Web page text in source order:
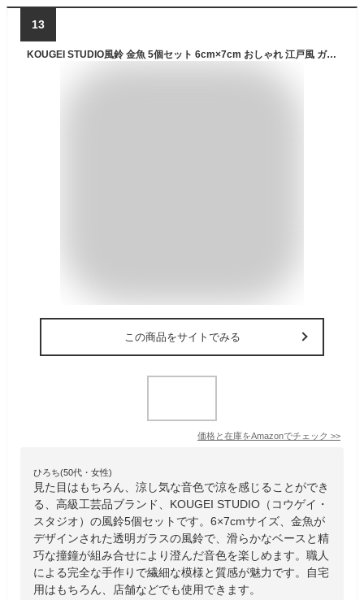
13
KOUGEI STUDIO風鈴 金魚 5個セット 6cm×7cm おしゃれ 江戸風 ガラス調 夏のギフト 平安祈願 邪気払い インテリア装飾
この商品をサイトでみる
価格と在庫をAmazonでチェック >>
ひろち(50代・女性)
見た目はもちろん、涼し気な音色で涼を感じることができ
る、高級工芸品ブランド、KOUGEI STUDIO（コウゲイ・
スタジオ）の風鈴5個セットです。6×7cmサイズ、金魚が
デザインされた透明ガラスの風鈴で、滑らかなベースと精
巧な撞鐘が組み合せにより澄んだ音色を楽しめます。職人
による完全な手作りで繊細な模様と質感が魅力です。自宅
用はもちろん、店舗などでも使用できます。